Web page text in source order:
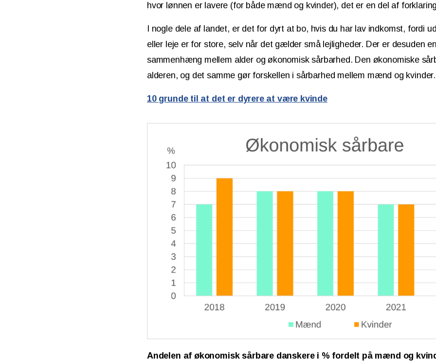
hvor lønnen er lavere (for både mænd og kvinder), det er en del af
I nogle dele af landet, er det for dyrt at bo, hvis du har lav indkomst, fordi
eller leje er for store, selv når det gælder små lejligheder. Der er desuden
sammenhæng mellem alder og økonomisk sårbarhed. Den økonomiske
alderen, og det samme gør forskellen i sårbarhed mellem mænd og kvinder.
10 grunde til at det er dyrere at være kvinde
Andelen af økonomisk sårbare danskere i % fordelt på mænd og